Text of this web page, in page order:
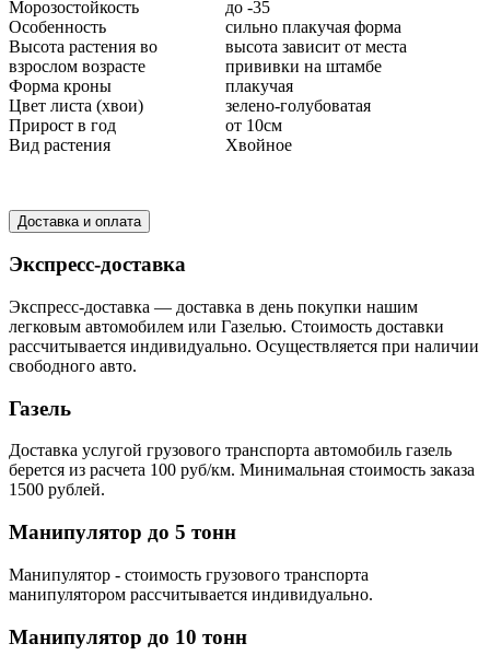
Морозостойкость
до -35
Особенность
сильно плакучая форма
Высота растения во
взрослом возрасте
высота зависит от места
прививки на штамбе
Форма кроны
плакучая
Цвет листа (хвои)
зелено-голубоватая
Прирост в год
от 10см
Вид растения
Хвойное
Доставка и оплата
Экспресс-доставка
Экспресс-доставка — доставка в день покупки нашим
легковым автомобилем или Газелью. Стоимость доставки
рассчитывается индивидуально. Осуществляется при наличии
свободного авто.
Газель
Доставка услугой грузового транспорта автомобиль газель
берется из расчета 100 руб/км. Минимальная стоимость заказа
1500 рублей.
Манипулятор до 5 тонн
Манипулятор - стоимость грузового транспорта
манипулятором рассчитывается индивидуально.
Манипулятор до 10 тонн